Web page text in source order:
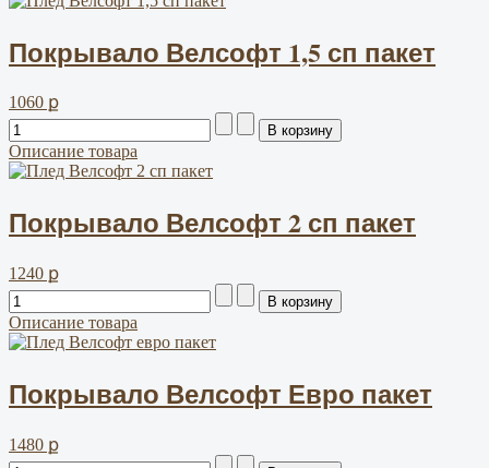
Покрывало Велсофт 1,5 сп пакет
1060 ք
Описание товара
Покрывало Велсофт 2 сп пакет
1240 ք
Описание товара
Покрывало Велсофт Евро пакет
1480 ք